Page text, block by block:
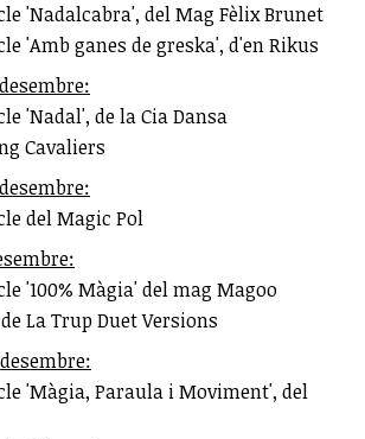
'Nadalcabra', del Mag Fèlix Brunet
'Amb ganes de greska', d'en Rikus
'Nadal', de la Cia Dansa
Cavaliers
del Magic Pol
'100% Màgia' del mag Magoo
La Trup Duet Versions
'Màgia, Paraula i Moviment', del